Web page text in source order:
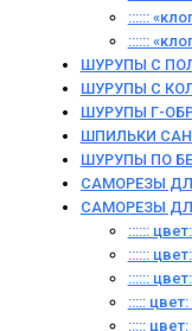
::::::
::::::
ШУРУПЫ С
ШУРУПЫ С
ШУРУПЫ Г-
ШПИЛЬКИ
ШУРУПЫ ПО
САМОРЕЗЫ
САМОРЕЗЫ
::::::
::::::
::::::
:::::
:::::